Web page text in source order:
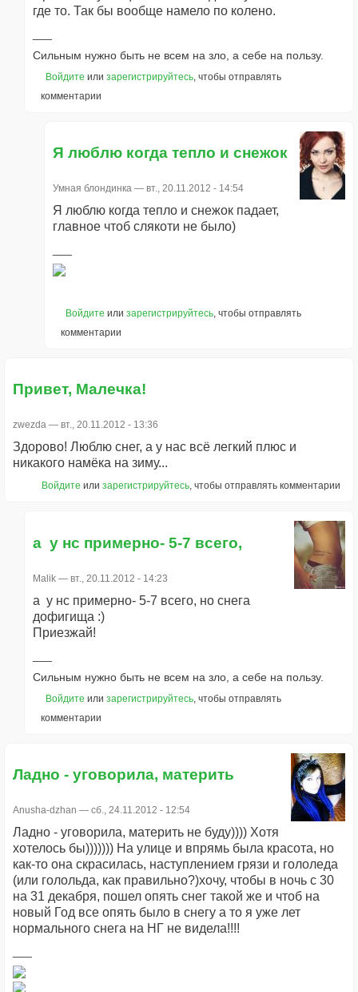
где то. Так бы вообще намело по колено.
Сильным нужно быть не всем на зло, а себе на пользу.
Войдите или зарегистрируйтесь , чтобы отправлять
комментарии
Я люблю когда тепло и снежок
Умная блондинка — вт., 20.11.2012 - 14:54
Я люблю когда тепло и снежок падает,
главное чтоб слякоти не было)
Войдите или зарегистрируйтесь, чтобы отправлять
комментарии
Привет, Малечка!
zwezda — вт., 20.11.2012 - 13:36
Здорово! Люблю снег, а у нас всё легкий плюс и
никакого намёка на зиму...
Войдите или зарегистрируйтесь, чтобы отправлять комментарии
а у нс примерно- 5-7 всего,
Malik — вт., 20.11.2012 - 14:23
а у нс примерно- 5-7 всего, но снега
дофигища :)
Приезжай!
Сильным нужно быть не всем на зло, а себе на пользу.
Войдите или зарегистрируйтесь , чтобы отправлять
комментарии
Ладно - уговорила, материть
Anusha-dzhan — сб., 24.11.2012 - 12:54
Ладно - уговорила, материть не буду)))) Хотя
хотелось бы))))))) На улице и впрямь была красота, но
как-то она скрасилась, наступлением грязи и гололеда
(или голольда, как правильно?)хочу, чтобы в ночь с 30
на 31 декабря, пошел опять снег такой же и чтоб на
новый Год все опять было в снегу а то я уже лет
нормального снега на НГ не видела!!!!